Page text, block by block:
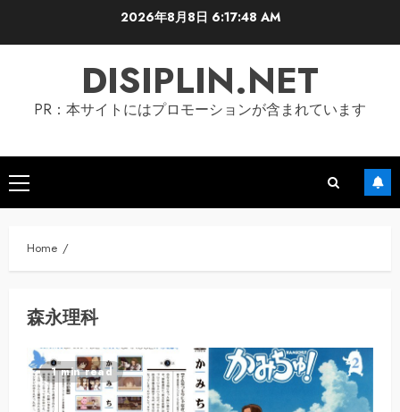
2026年8月8日 6:17:48 AM
DISIPLIN.NET
PR：本サイトにはプロモーションが含まれています
Primary
Menu
Home
森永理科
1 min read